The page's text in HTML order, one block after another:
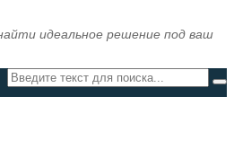
идеальное решение под ваш